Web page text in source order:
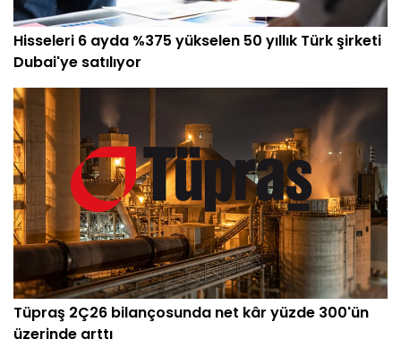
Hisseleri 6 ayda %375 yükselen 50 yıllık Türk şirketi
Dubai'ye satılıyor
Tüpraş 2Ç26 bilançosunda net kâr yüzde 300'ün
üzerinde arttı